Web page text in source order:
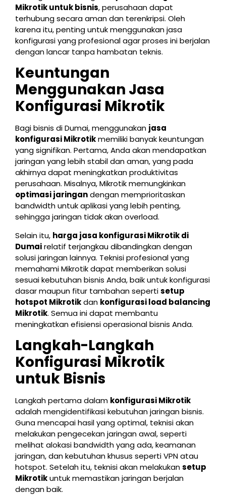
Mikrotik untuk bisnis, perusahaan dapat
terhubung secara aman dan terenkripsi. Oleh
karena itu, penting untuk menggunakan jasa
konfigurasi yang profesional agar proses ini berjalan
dengan lancar tanpa hambatan teknis.
Keuntungan
Menggunakan Jasa
Konfigurasi Mikrotik
Bagi bisnis di Dumai, menggunakan jasa
konfigurasi Mikrotikmemiliki banyak keuntungan
yang signifikan. Pertama, Anda akan mendapatkan
jaringan yang lebih stabil dan aman, yang pada
akhirnya dapat meningkatkan produktivitas
perusahaan. Misalnya, Mikrotik memungkinkan
optimasi jaringandengan memprioritaskan
bandwidth untuk aplikasi yang lebih penting,
sehingga jaringan tidak akan overload.
Selain itu, harga jasa konfigurasi Mikrotik di
Dumairelatif terjangkau dibandingkan dengan
solusi jaringan lainnya. Teknisi profesional yang
memahami Mikrotik dapat memberikan solusi
sesuai kebutuhan bisnis Anda, baik untuk konfigurasi
dasar maupun fitur tambahan sepertisetup
hotspot Mikrotikdan konfigurasi load balancing
Mikrotik. Semua ini dapat membantu
meningkatkan efisiensi operasional bisnis Anda.
Langkah-Langkah
Konfigurasi Mikrotik
untuk Bisnis
Langkah pertama dalam konfigurasi Mikrotik
adalah mengidentifikasi kebutuhan jaringan bisnis.
Guna mencapai hasil yang optimal, teknisi akan
melakukan pengecekan jaringan awal, seperti
melihat alokasi bandwidth yang ada, keamanan
jaringan, dan kebutuhan khusus seperti VPN atau
hotspot. Setelah itu, teknisi akan melakukansetup
Mikrotikuntuk memastikan jaringan berjalan
dengan baik.